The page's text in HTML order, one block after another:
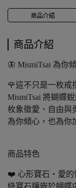
商品介紹
商品介紹
🦋 MismiTsai 為你
🌹這不只是一枚戒
MismiTsai 將蝴蝶
枚象徵愛、自由
為你傾心，也為你
商品特色
❤️ 心形寶石・愛的
綠寶石鑲嵌於蝴蝶